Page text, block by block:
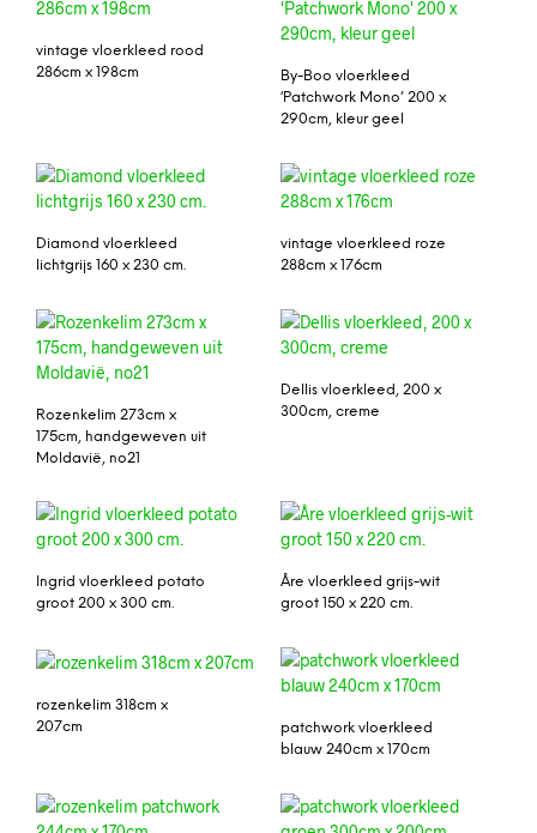
vintage vloerkleed rood
286cm x 198cm
By-Boo vloerkleed
‘Patchwork Mono’ 200 x
290cm, kleur geel
Diamond vloerkleed
lichtgrijs 160 x 230 cm.
vintage vloerkleed roze
288cm x 176cm
Rozenkelim 273cm x
175cm, handgeweven uit
Moldavië, no21
Dellis vloerkleed, 200 x
300cm, creme
Ingrid vloerkleed potato
groot 200 x 300 cm.
Åre vloerkleed grijs-wit
groot 150 x 220 cm.
rozenkelim 318cm x
207cm
patchwork vloerkleed
blauw 240cm x 170cm